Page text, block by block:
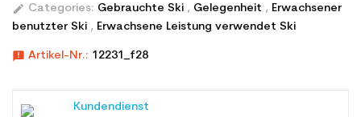
edit Categories: Gebrauchte Ski , Gelegenheit , Erwachsener
benutzter Ski , Erwachsene Leistung verwendet Ski
announcement Artikel-Nr.: 12231_f28
Kundendienst